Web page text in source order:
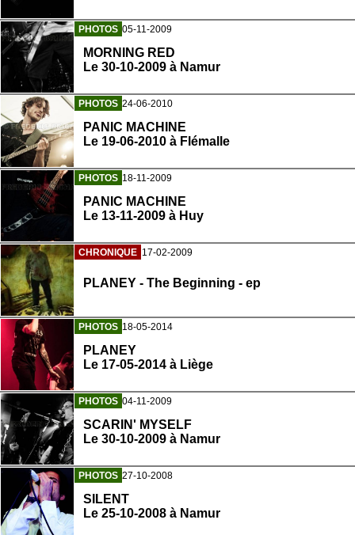
PHOTOS 05-11-2009
MORNING RED
Le 30-10-2009 à Namur
PHOTOS 24-06-2010
PANIC MACHINE
Le 19-06-2010 à Flémalle
PHOTOS 18-11-2009
PANIC MACHINE
Le 13-11-2009 à Huy
CHRONIQUE 17-02-2009
PLANEY - The Beginning - ep
PHOTOS 18-05-2014
PLANEY
Le 17-05-2014 à Liège
PHOTOS 04-11-2009
SCARIN' MYSELF
Le 30-10-2009 à Namur
PHOTOS 27-10-2008
SILENT
Le 25-10-2008 à Namur